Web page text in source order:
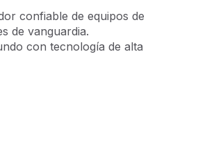
confiable de equipos de
de vanguardia.
con tecnología de alta